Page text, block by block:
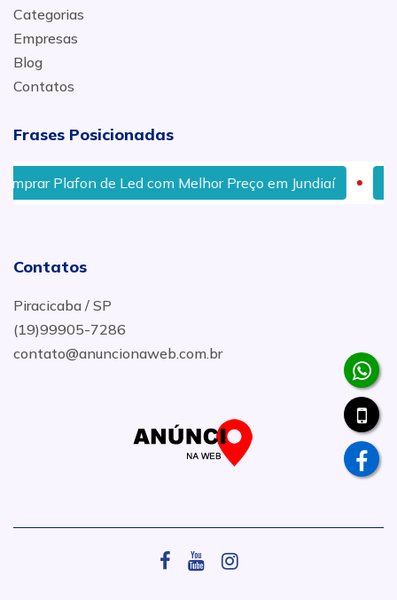
Categorias
Empresas
Blog
Contatos
Frases Posicionadas
de Led com Melhor Preço em Jundiaí Onde
Contatos
Piracicaba / SP
(19)99905-7286
contato@anuncionaweb.com.br